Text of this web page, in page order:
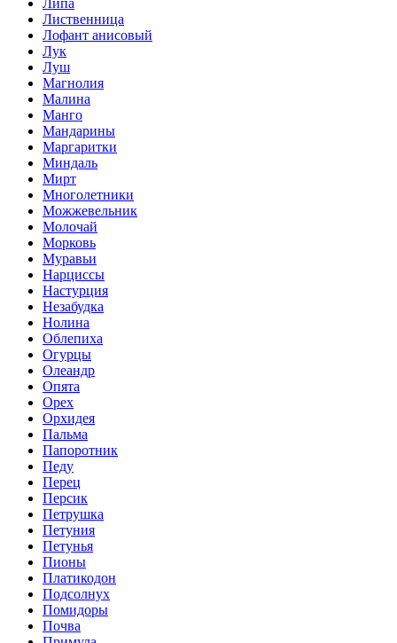
Лиственница
Лофант анисовый
Лук
Луш
Магнолия
Малина
Манго
Мандарины
Маргаритки
Миндаль
Мирт
Многолетники
Можжевельник
Молочай
Морковь
Муравьи
Нарциссы
Настурция
Незабудка
Нолина
Облепиха
Огурцы
Олеандр
Опята
Орех
Орхидея
Пальма
Папоротник
Педу
Перец
Персик
Петрушка
Петуния
Петунья
Пионы
Платикодон
Подсолнух
Помидоры
Почва